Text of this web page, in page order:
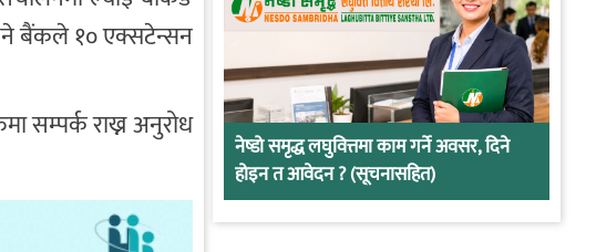
बैंकले १० एक्सटेन्सन
सम्पर्क राख्न अनुरोध
नेष्डो समृद्ध लघुवित्तमा काम गर्ने अवसर, दिने
होइन त आवेदन ? (सूचनासहित)